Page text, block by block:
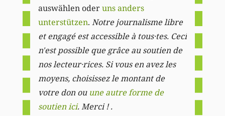
auswählen oderuns anders
unterstützen. Notre journalisme libre
et engagé est accessible à tous·tes. Ceci
n'est possible que grâce au soutien de
nos lecteur·rices. Si vous en avez les
moyens, choisissez le montant de
votre don ou une autre forme de
soutien ici. Merci ! .